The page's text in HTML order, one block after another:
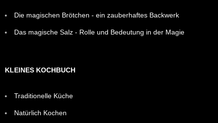
Die magischen Brötchen - ein zauberhaftes Backwerk
Das magische Salz - Rolle und Bedeutung in der Magie
KLEINES KOCHBUCH
Traditionelle Küche
Natürlich Kochen